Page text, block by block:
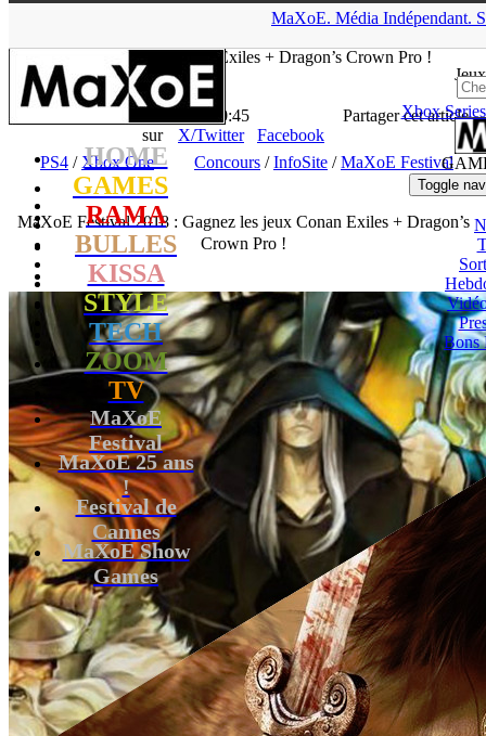
MaXoE. Média Indépendant.
HOME
GAMES
RAMA
BULLES
KISSA
STYLE
TECH
ZOOM
TV
MaXoE
Festival
MaXoE 25 ans
!
Festival de
Cannes
MaXoE Show
Games
Jeux
Xbox
Toggle
Bons
Gagnez les jeux Conan Exiles + Dragon’s Crown Pro !
- 03.06.18, 10:45
Partager cet article
sur
X/Twitter
Facebook
PS4 / Xbox One Concours /InfoSite /MaXoE Festival
MaXoE Festival 2018 : Gagnez les jeux Conan Exiles + Dragon’s
Crown Pro !